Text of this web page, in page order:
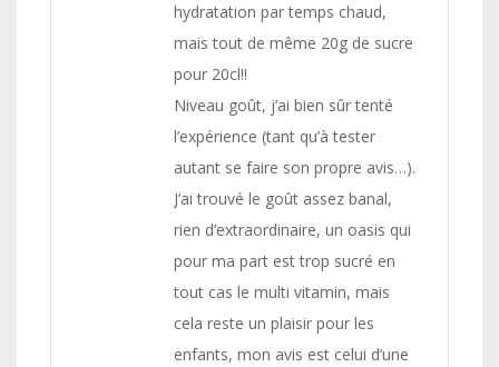
hydratation par temps chaud,
mais tout de même 20g de sucre
pour 20cl!!
Niveau goût, j’ai bien sûr tenté
l’expérience (tant qu’à tester
autant se faire son propre avis…).
J’ai trouvé le goût assez banal,
rien d’extraordinaire, un oasis qui
pour ma part est trop sucré en
tout cas le multi vitamin, mais
cela reste un plaisir pour les
enfants, mon avis est celui d’une